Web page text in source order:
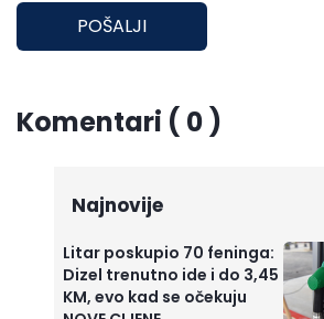
POŠALJI
Komentari ( 0 )
Najnovije
Litar poskupio 70 feninga:
Dizel trenutno ide i do 3,45
KM, evo kad se očekuju